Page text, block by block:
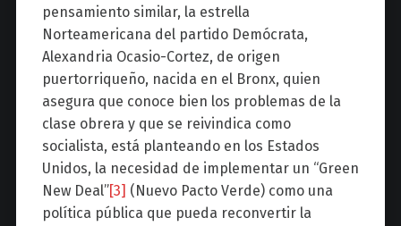
pensamiento similar, la estrella
Norteamericana del partido Demócrata,
Alexandria Ocasio-Cortez, de origen
puertorriqueño, nacida en el Bronx, quien
asegura que conoce bien los problemas de la
clase obrera y que se reivindica como
socialista, está planteando en los Estados
Unidos, la necesidad de implementar un “Green
New Deal”[3] (Nuevo Pacto Verde) como una
política pública que pueda reconvertir la